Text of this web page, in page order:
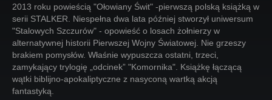
2013 roku powieścią "Ołowiany Świt" -pierwszą polską książką w
serii STALKER. Niespełna dwa lata później stworzył uniwersum
"Stalowych Szczurów" - opowieść o losach żołnierzy w
alternatywnej historii Pierwszej Wojny Światowej. Nie grzeszy
brakiem pomysłów. Właśnie wypuszcza ostatni, trzeci,
zamykający trylogię „odcinek” "Komornika". Książkę łączącą
wątki biblijno-apokaliptyczne z nasyconą wartką akcją
fantastyką.